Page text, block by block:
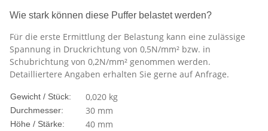
Wie stark können diese Puffer belastet werden?
Für die erste Ermittlung der Belastung kann eine zulässige
Spannung in Druckrichtung von 0,5N/mm² bzw. in
Schubrichtung von 0,2N/mm² genommen werden.
Detailliertere Angaben erhalten Sie gerne auf Anfrage.
Gewicht / Stück: 0,020 kg
Durchmesser: 30 mm
Höhe / Stärke: 40 mm